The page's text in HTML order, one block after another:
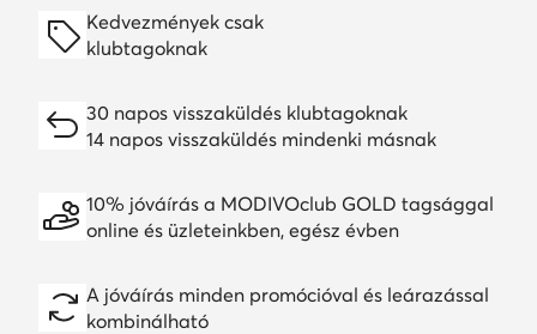
Kedvezmények csak
klubtagoknak
30 napos visszaküldés klubtagoknak
14 napos visszaküldés mindenki másnak
10% jóváírás a MODIVOclub GOLD tagsággal
online és üzleteinkben, egész évben
A jóváírás minden promócióval és leárazással
kombinálható